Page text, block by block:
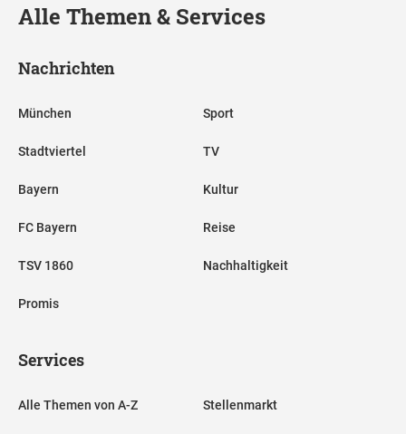
Alle Themen & Services
Nachrichten
München
Stadtviertel
Bayern
FC Bayern
TSV 1860
Promis
Sport
TV
Kultur
Reise
Nachhaltigkeit
Services
Alle Themen von A-Z Stellenmarkt